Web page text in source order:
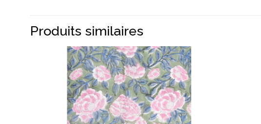
Produits similaires